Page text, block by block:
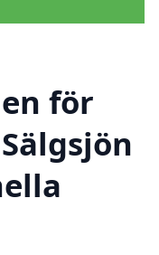
för